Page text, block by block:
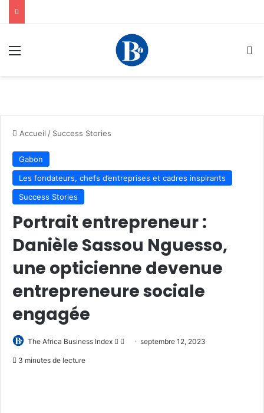
Menu
Accueil / Success Stories
Gabon
Les fondateurs, chefs d’entreprises et cadres inspirants
Success Stories
Portrait entrepreneur :
Danièle Sassou Nguesso,
une opticienne devenue
entrepreneure sociale
engagée
The Africa Business Index
Follow
Envoyerseptembre 12, 2023
3 minutes de lecture